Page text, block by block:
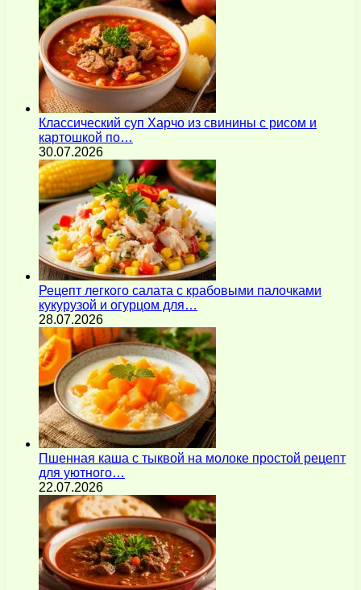
Классический суп Харчо из свинины с рисом и
картошкой по…
30.07.2026
Рецепт легкого салата с крабовыми палочками
кукурузой и огурцом для…
28.07.2026
Пшенная каша с тыквой на молоке простой рецепт
для уютного…
22.07.2026